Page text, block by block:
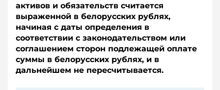
активов и обязательств считается
выраженной в белорусских рублях,
начиная с даты определения в
соответствии с законодательством или
соглашением сторон подлежащей оплате
суммы в белорусских рублях, и в
дальнейшем не пересчитывается.